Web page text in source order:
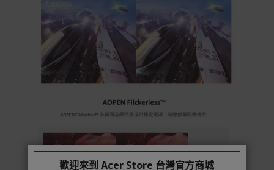
歡迎來到 Acer Store 台灣官方商城